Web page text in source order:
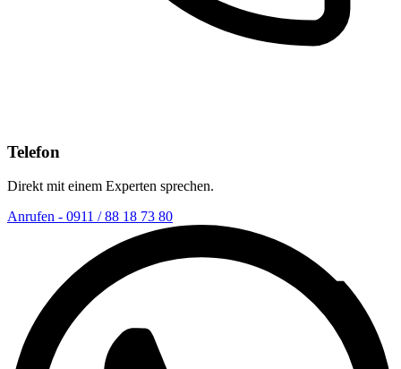
Telefon
Direkt mit einem Experten sprechen.
Anrufen - 0911 / 88 18 73 80